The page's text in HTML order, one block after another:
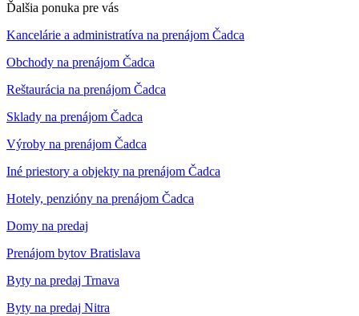
Ďalšia ponuka pre vás
Kancelárie a administratíva na prenájom Čadca
Obchody na prenájom Čadca
Reštaurácia na prenájom Čadca
Sklady na prenájom Čadca
Výroby na prenájom Čadca
Iné priestory a objekty na prenájom Čadca
Hotely, penzióny na prenájom Čadca
Domy na predaj
Prenájom bytov Bratislava
Byty na predaj Trnava
Byty na predaj Nitra